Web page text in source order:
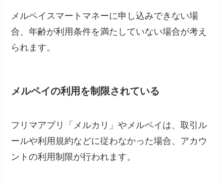
メルペイスマートマネーに申し込みできない場
合、年齢が利用条件を満たしていない場合が考え
られます。
メルペイの利用を制限されている
フリマアプリ「メルカリ」やメルペイは、取引ル
ールや利用規約などに従わなかった場合、アカウ
ントの利用制限が行われます。